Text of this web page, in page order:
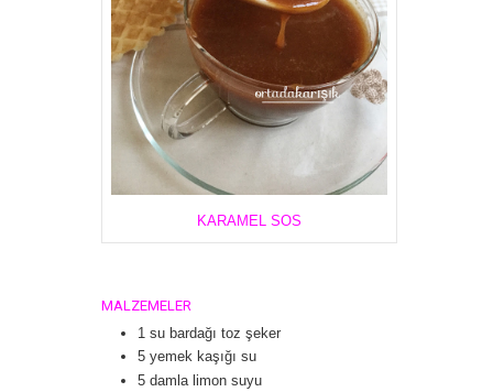
KARAMEL SOS
MALZEMELER
1 su bardağı toz şeker
5 yemek kaşığı su
5 damla limon suyu